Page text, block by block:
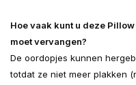
Hoe vaak kunt u deze
moet vervangen?
De oordopjes kunnen
totdat ze niet meer plakken